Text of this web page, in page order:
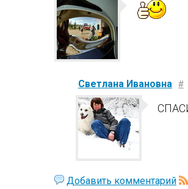
Светлана Ивановна #
Добавить комментарий